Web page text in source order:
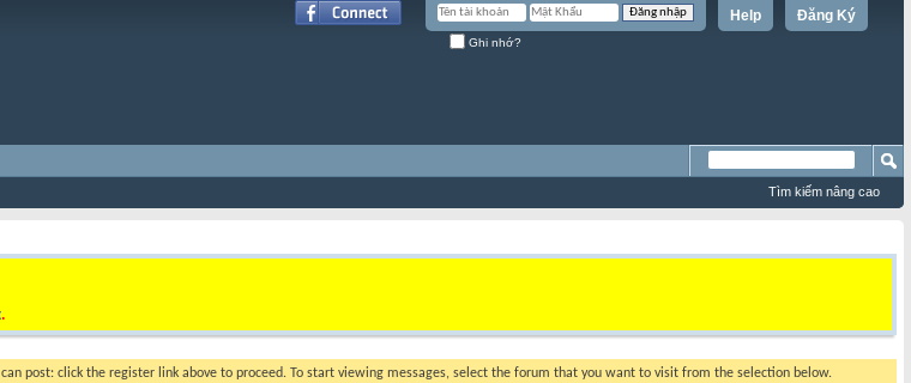
Đăng Ký
Help
Ghi nhớ?
Tìm kiếm nâng cao
.
post: click the register link above to proceed. To start viewing messages, select the forum that you want to visit from the selection below.